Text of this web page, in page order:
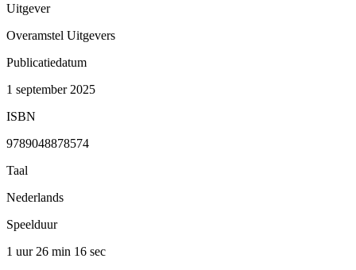
Uitgever
Overamstel Uitgevers
Publicatiedatum
1 september 2025
ISBN
9789048878574
Taal
Nederlands
Speelduur
1 uur 26 min 16 sec